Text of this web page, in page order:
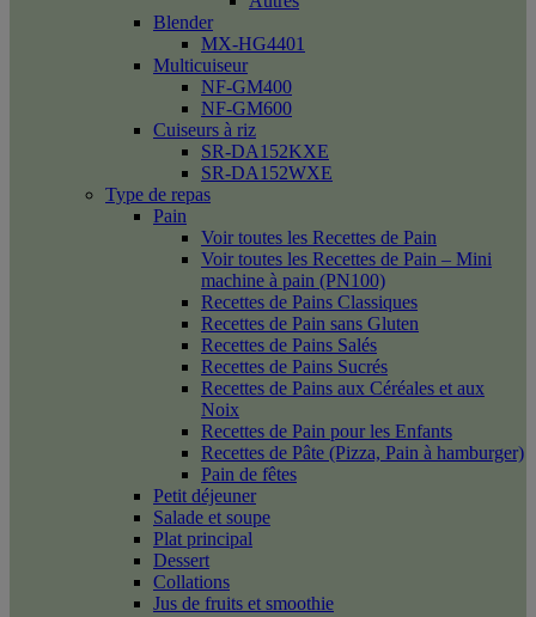
Blender
MX-HG4401
Multicuiseur
NF-GM400
NF-GM600
Cuiseurs à riz
SR-DA152KXE
SR-DA152WXE
Type de repas
Pain
Voir toutes les Recettes de Pain
Voir toutes les Recettes de Pain – Mini
machine à pain (PN100)
Recettes de Pains Classiques
Recettes de Pain sans Gluten
Recettes de Pains Salés
Recettes de Pains Sucrés
Recettes de Pains aux Céréales et aux
Noix
Recettes de Pain pour les Enfants
Recettes de Pâte (Pizza, Pain à hamburger)
Pain de fêtes
Petit déjeuner
Salade et soupe
Plat principal
Dessert
Collations
Jus de fruits et smoothie